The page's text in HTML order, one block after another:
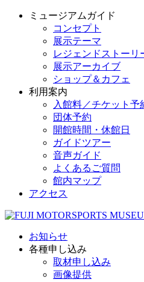
ミュージアムガイド
コンセプト
展示テーマ
レジェンドストーリ
展示アーカイブ
ショップ＆カフェ
利用案内
入館料／チケット予
団体予約
開館時間・休館日
ガイドツアー
音声ガイド
よくあるご質問
館内マップ
アクセス
お知らせ
各種申し込み
取材申し込み
画像提供